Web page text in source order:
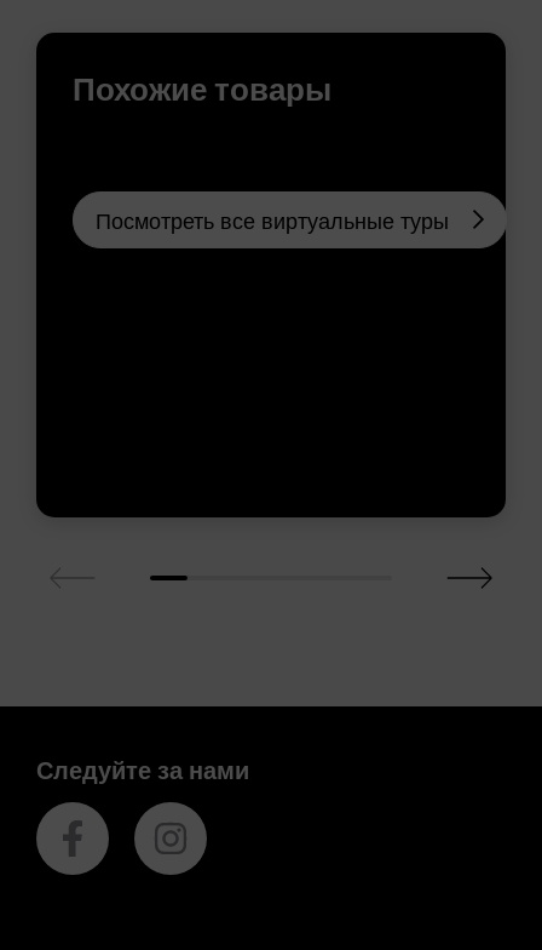
Похожие товары
Посмотреть все виртуальные туры
Следуйте за нами